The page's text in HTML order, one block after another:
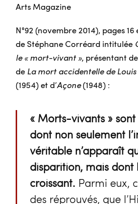
Arts Magazine
N°92 (novembre 2014), pages
de Stéphane Corréard intitulée
le « mort-vivant », présentant
de La mort accidentelle de
(1954) et d’Açone(1948) :
« Morts-vivants »
dont non seulement
véritable n’apparaît
disparition, mais dont
croissant. Parmi eux,
des réprouvés, que